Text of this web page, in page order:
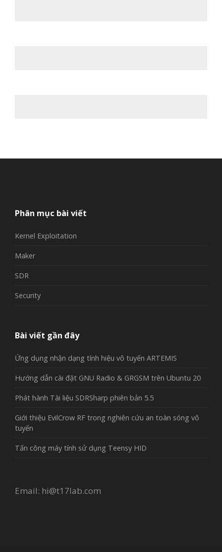
Phân mục bài viết
Kernel Exploitation
Maker
SDR
Security
Bài viết gần đây
Ứng dụng nhận dạng tính hiệu vô tuyến ARTEMIS
Hướng dẫn cài đặt GNU Radio & GRGSM trên Ubuntu 20
Phát hành Tài liệu SDRSharp phiên bản 5.5
Giới thiệu EvilCrow RF trong nghiên cứu an toàn sóng vô
tuyến
Tấn công máy tính sử dụng Teensy HID
Email: hi@t17lab.com